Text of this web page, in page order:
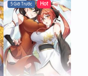
5 Giờ Trước